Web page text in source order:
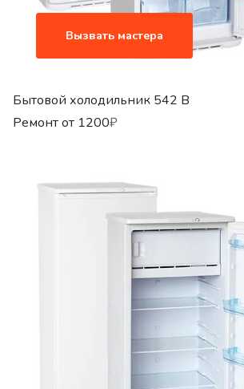
Вызвать мастера
Бытовой холодильник 542 B
Ремонт от 1200₽